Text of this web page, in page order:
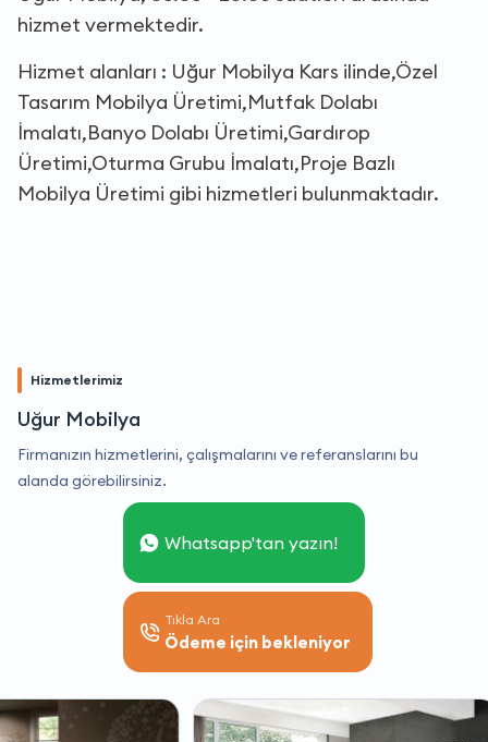
hizmet vermektedir.
Hizmet alanları : Uğur Mobilya Kars ilinde,Özel
Tasarım Mobilya Üretimi,Mutfak Dolabı
İmalatı,Banyo Dolabı Üretimi,Gardırop
Üretimi,Oturma Grubu İmalatı,Proje Bazlı
Mobilya Üretimi gibi hizmetleri bulunmaktadır.
Hizmetlerimiz
Uğur Mobilya
Firmanızın hizmetlerini, çalışmalarını ve referanslarını bu
alanda görebilirsiniz.
Whatsapp'tan yazın!
Tıkla Ara
Ödeme için bekleniyor